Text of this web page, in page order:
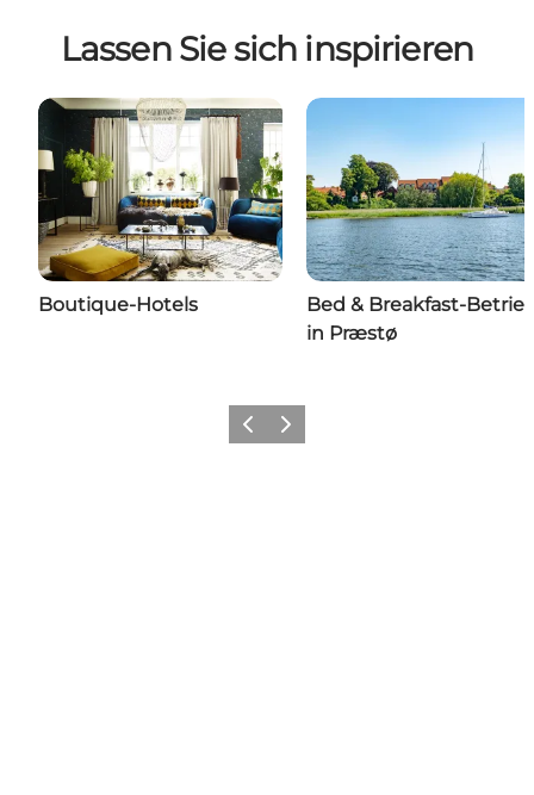
Lassen Sie sich inspirieren
Boutique-Hotels
Bed & Breakfast-
in Præstø
ZurückWeiter